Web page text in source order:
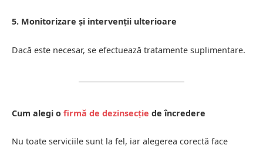
5. Monitorizare și intervenții ulterioare
Dacă este necesar, se efectuează tratamente suplimentare.
Cum alegi o firmă de dezinsecție de încredere
Nu toate serviciile sunt la fel, iar alegerea corectă face